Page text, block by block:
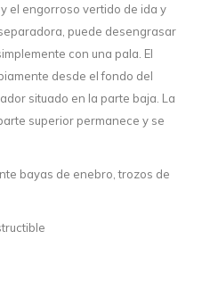
el engorroso vertido de ida y
puede desengrasar
con una pala. El
desde el fondo del
situado en la parte baja. La
superior permanece y se
bayas de enebro, trozos de